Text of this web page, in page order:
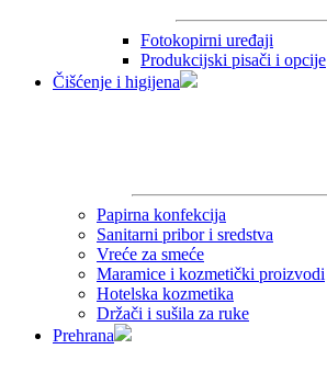
Fotokopirni uređaji
Produkcijski pisači i opcije
Čišćenje i higijena
Papirna konfekcija
Sanitarni pribor i sredstva
Vreće za smeće
Maramice i kozmetički proizvodi
Hotelska kozmetika
Držači i sušila za ruke
Prehrana